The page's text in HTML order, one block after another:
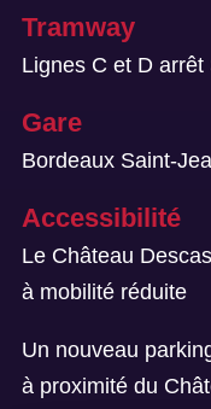
Tramway
Lignes C et D
Gare
Bordeaux Saint-
Accessibilité
Le Château
à mobilité réduite
Un nouveau
à proximité du